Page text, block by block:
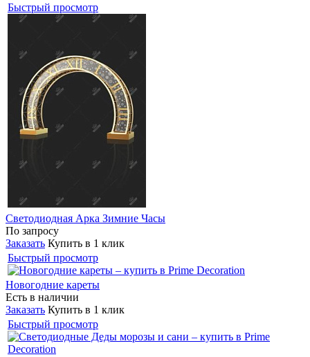
Быстрый просмотр
Светодиодная Арка Зимние Часы
По запросу
Заказать Купить в 1 клик
Быстрый просмотр
Новогодние кареты
Есть в наличии
Заказать Купить в 1 клик
Быстрый просмотр